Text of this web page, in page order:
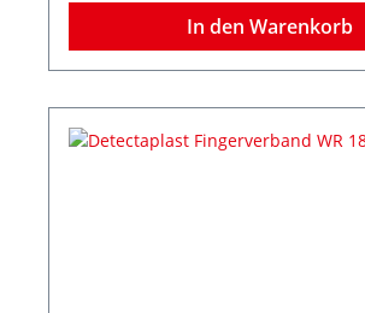
In den Warenkorb